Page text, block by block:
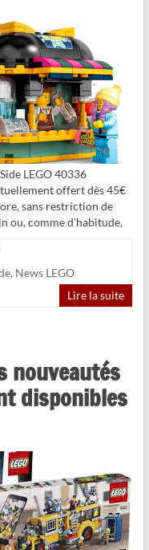
LEGO 40336
offert dès 45€
sans restriction de
ou, comme d’habitude,
, News LEGO
Lire la suite
nouveautés
disponibles